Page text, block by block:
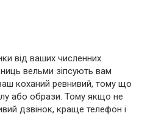
від ваших численних
вельми зіпсують вам
коханий ревнивий, тому що
або образи. Тому якщо не
дзвінок, краще телефон і